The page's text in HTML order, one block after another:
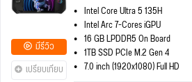
มีรีวิว
เปรียบเทียบ
Intel Core Ultra 5 135H
Intel Arc 7-Cores iGPU
16 GB LPDDR5 On Board
1TB SSD PCIe M.2 Gen 4
7.0 inch (1920x1080) Full HD